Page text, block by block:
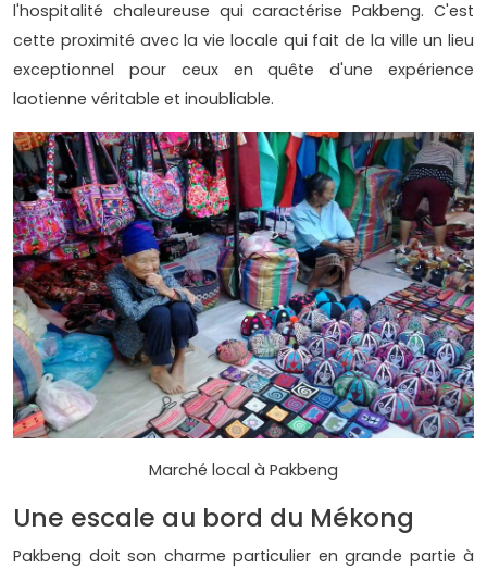
l'hospitalité chaleureuse qui caractérise Pakbeng. C'est
cette proximité avec la vie locale qui fait de la ville un lieu
exceptionnel pour ceux en quête d'une expérience
laotienne véritable et inoubliable.
Marché local à Pakbeng
Une escale au bord du Mékong
Pakbeng doit son charme particulier en grande partie à